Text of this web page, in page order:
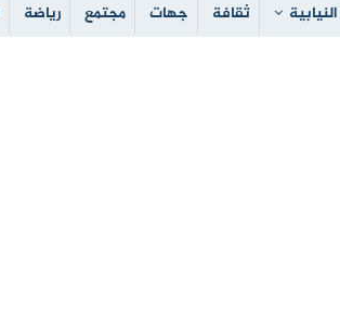
ثقافة جهات مجتمع رياضة